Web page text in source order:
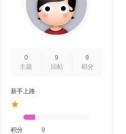
0
主题
9
回帖
9
积分
新手上路
积分 9